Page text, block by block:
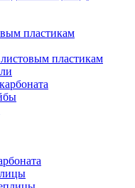
пластикам
пластикам